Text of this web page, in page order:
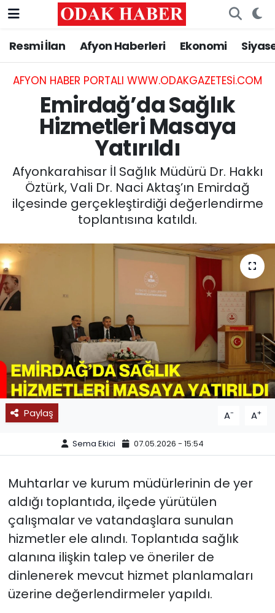
Resmi İlan Afyon Haberleri Ekonomi
AFYON HABER PORTALI WWW.ODAKGAZETESI.COM
Emirdağ’da Sağlık
Hizmetleri Masaya
Yatırıldı
Afyonkarahisar İl Sağlık Müdürü Dr. Hakkı
Öztürk, Vali Dr. Naci Aktaş’ın Emirdağ
ilçesinde gerçekleştirdiği değerlendirme
toplantısına katıldı.
Paylaş A- A+
Sema Ekici 07.05.2026 - 15:54
Muhtarlar ve kurum müdürlerinin de yer
aldığı toplantıda, ilçede yürütülen
çalışmalar ve vatandaşlara sunulan
hizmetler ele alındı. Toplantıda sağlık
alanına ilişkin talep ve öneriler de
dinlenerek mevcut hizmet planlamaları
üzerine değerlendirmeler yapıldı.
AFYONKARAHİSAR HABERLERİ
Resmi İlan
ASAYİŞ
SİYASET
EĞİTİM
SPOR
11:11 MANŞET
Nöbetçi Eczaneler
Hava Durumu
Trafik Durumu
Süper Lig Puan Durumu ve Fikstür
Tüm Manşetler
Son Dakika Haberleri